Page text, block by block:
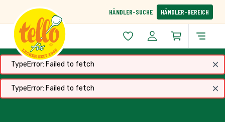
HÄNDLER-SUCHE HÄNDLER-BEREICH
TypeError: Failed to fetch
TypeError: Failed to fetch